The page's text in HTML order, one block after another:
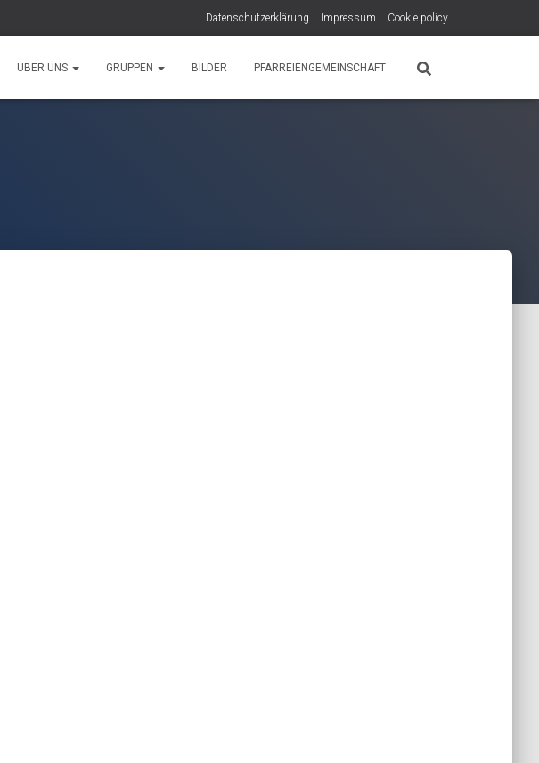
Datenschutzerklärung Impressum Cookie policy
ÜBER UNS GRUPPEN BILDER PFARREIENGEMEINSCHAFT